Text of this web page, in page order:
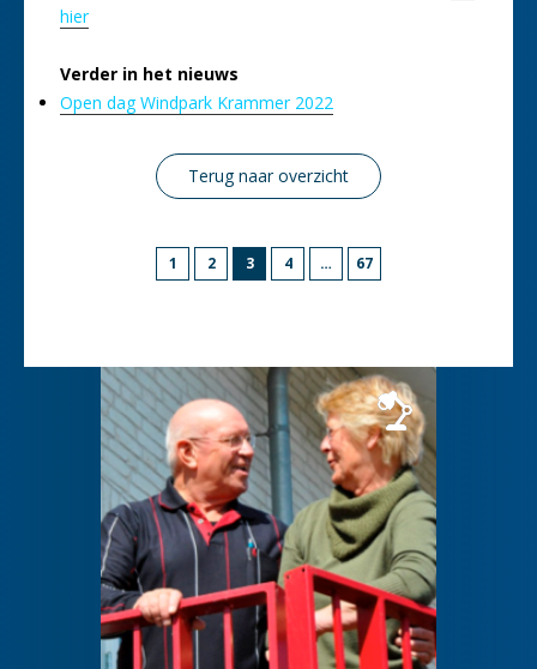
hier
Verder in het nieuws
Open dag Windpark Krammer 2022
Terug naar overzicht
Pagina
1 Pagina
2 PAGINA
3 Pagina
4 … Pagina
67